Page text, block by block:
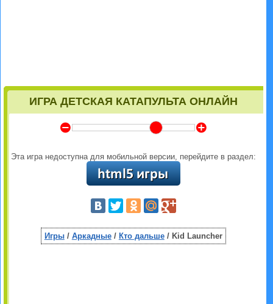
ИГРА ДЕТСКАЯ КАТАПУЛЬТА ОНЛАЙН
Y Z
Эта игра недоступна для мобильной версии, перейдите в раздел:
Игры/ Аркадные/ Кто дальше/ Kid Launcher